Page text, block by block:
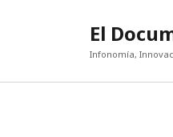
El
Infonomía,